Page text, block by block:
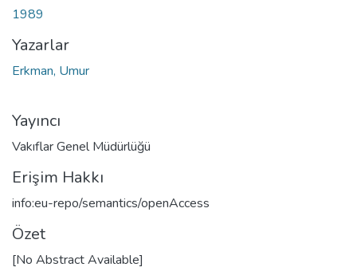
1989
Yazarlar
Erkman, Umur
Yayıncı
Vakıflar Genel Müdürlüğü
Erişim Hakkı
info:eu-repo/semantics/openAccess
Özet
[No Abstract Available]